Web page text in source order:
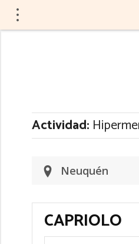
Actividad:
Neuquén
CAPRIOLO